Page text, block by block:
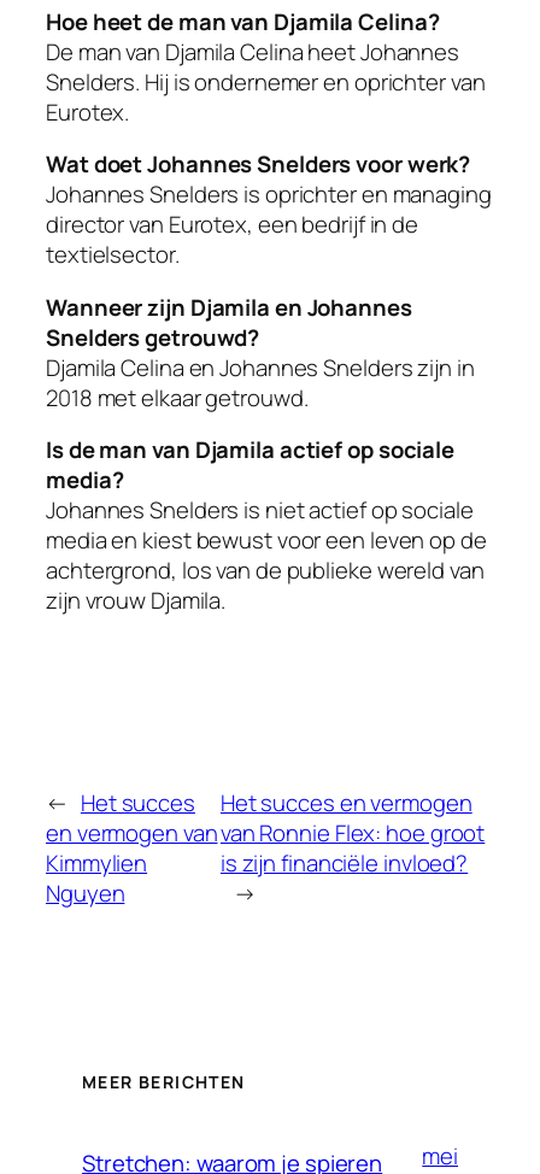
Hoe heet de man van Djamila Celina?
De man van Djamila Celina heet Johannes
Snelders. Hij is ondernemer en oprichter van
Eurotex.
Wat doet Johannes Snelders voor werk?
Johannes Snelders is oprichter en managing
director van Eurotex, een bedrijf in de
textielsector.
Wanneer zijn Djamila en Johannes
Snelders getrouwd?
Djamila Celina en Johannes Snelders zijn in
2018 met elkaar getrouwd.
Is de man van Djamila actief op sociale
media?
Johannes Snelders is niet actief op sociale
media en kiest bewust voor een leven op de
achtergrond, los van de publieke wereld van
zijn vrouw Djamila.
← Het succes
en vermogen van
Kimmylien
Nguyen
Het succes en vermogen
van Ronnie Flex: hoe groot
is zijn financiële invloed?
→
MEER BERICHTEN
Stretchen: waarom je spieren
mei